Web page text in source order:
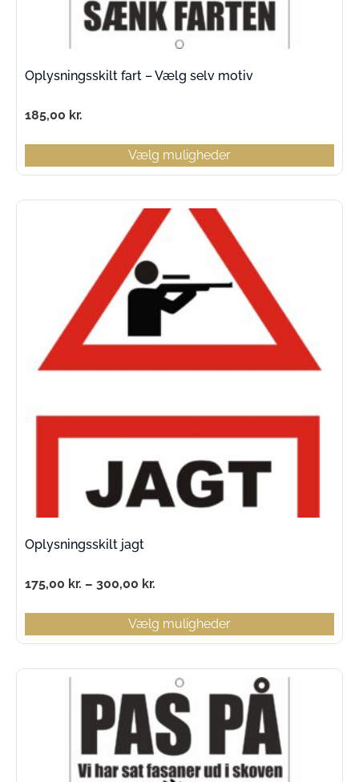
Oplysningsskilt fart – Vælg selv motiv
185,00 kr.
Vælg muligheder
Oplysningsskilt jagt
175,00 kr. – 300,00 kr.
Vælg muligheder